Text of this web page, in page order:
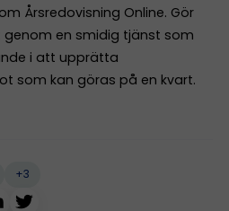
Årsredovisning Online. Gör
en smidig tjänst som
i att upprätta
som kan göras på en kvart.
+3